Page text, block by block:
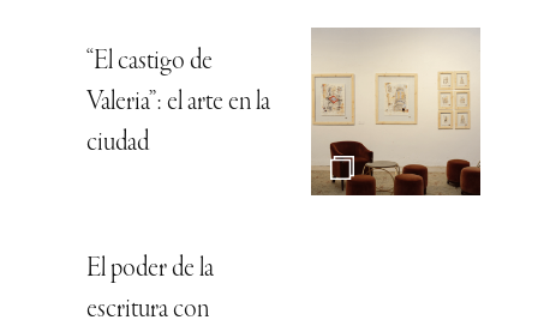
“El castigo de
Valeria”: el arte en la
ciudad
El poder de la
escritura con